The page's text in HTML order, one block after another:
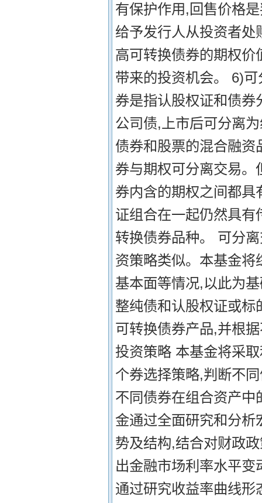
有保护作用,回售价格
给予发行人从投资者
高可转换债券的期权
带来的投资机会。 6)
券是指认股权证和债
公司债,上市后可分离
债券和股票的混合融
券与期权可分离交易
券内含的期权之间都
证组合在一起仍然具
转换债券品种。 可分
资策略类似。本基金
基本面等情况,以此为
整纯债和认股权证或
可转换债券产品,并根
投资策略 本基金将采
个券选择策略,判断不
不同债券在组合资产
金通过全面研究和分
势及结构,结合对财政
出金融市场利率水平
通过研究收益率曲线